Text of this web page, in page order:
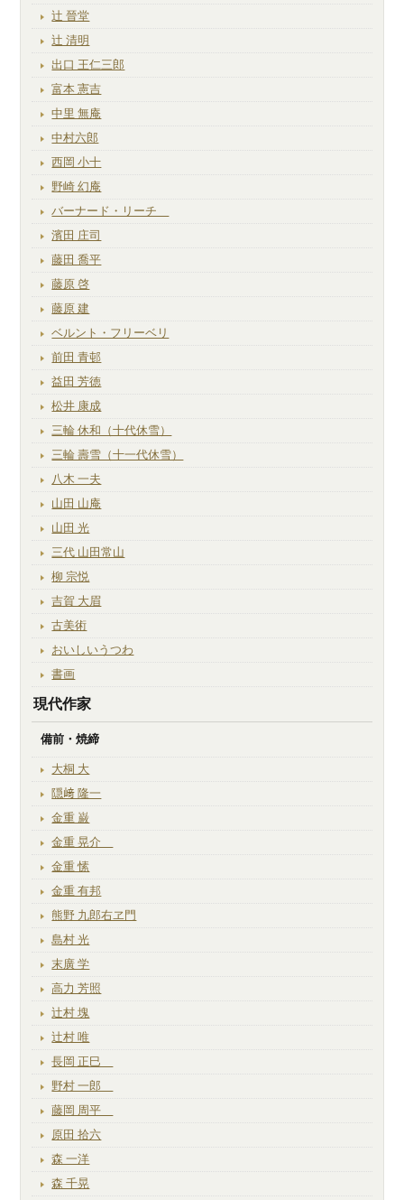
辻 晉堂
辻 清明
出口 王仁三郎
富本 憲吉
中里 無庵
中村六郎
西岡 小十
野崎 幻庵
バーナード・リーチ
濱田 庄司
藤田 喬平
藤原 啓
藤原 建
ベルント・フリーベリ
前田 青邨
益田 芳徳
松井 康成
三輪 休和（十代休雪）
三輪 壽雪（十一代休雪）
八木 一夫
山田 山庵
山田 光
三代 山田常山
柳 宗悦
吉賀 大眉
古美術
おいしいうつわ
書画
現代作家
備前・焼締
大桐 大
隠﨑 隆一
金重 巌
金重 晃介
金重 愫
金重 有邦
熊野 九郎右ヱ門
島村 光
末廣 学
高力 芳照
辻村 塊
辻村 唯
長岡 正巳
野村 一郎
藤岡 周平
原田 拾六
森 一洋
森 千晃